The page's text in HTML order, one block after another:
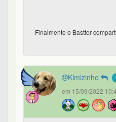
Finalmente o Bastter
Kimizinho
em 15/09/2022